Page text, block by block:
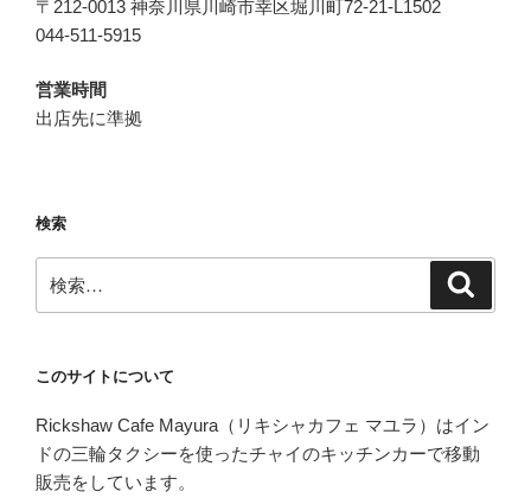
〒212-0013 神奈川県川崎市幸区堀川町72-21-L1502
044-511-5915
営業時間
出店先に準拠
検索
索:
このサイトについて
Rickshaw Cafe Mayura（リキシャカフェ マユラ）はイン
ドの三輪タクシーを使ったチャイのキッチンカーで移動
販売をしています。